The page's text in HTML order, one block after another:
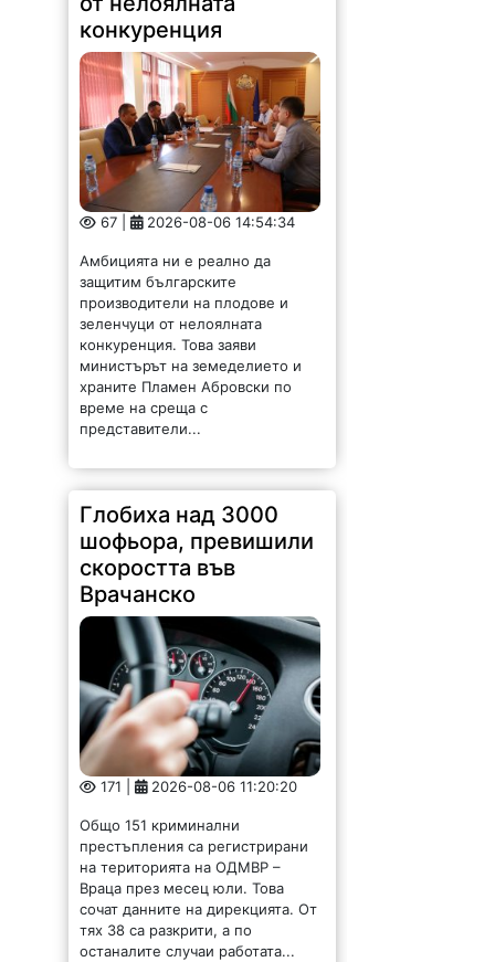
конкуренция
67 | 2026-08-06 14:54:34
Амбицията ни е реално да
защитим българските
производители на плодове и
зеленчуци от нелоялната
конкуренция. Това заяви
министърът на земеделието и
храните Пламен Абровски по
време на среща с
представители...
Глобиха над 3000
шофьора, превишили
скоростта във
Врачанско
171 | 2026-08-06 11:20:20
Общо 151 криминални
престъпления са регистрирани
на територията на ОДМВР –
Враца през месец юли. Това
сочат данните на дирекцията. От
тях 38 са разкрити, а по
останалите случаи работата...